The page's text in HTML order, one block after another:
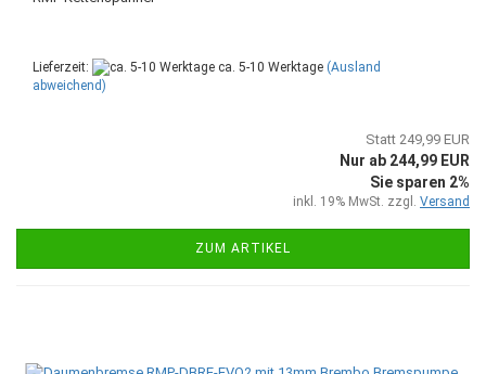
Lieferzeit: ca. 5-10 Werktage (Ausland
abweichend)
Statt 249,99 EUR
Nur ab 244,99 EUR
Sie sparen 2%
inkl. 19% MwSt. zzgl. Versand
ZUM ARTIKEL